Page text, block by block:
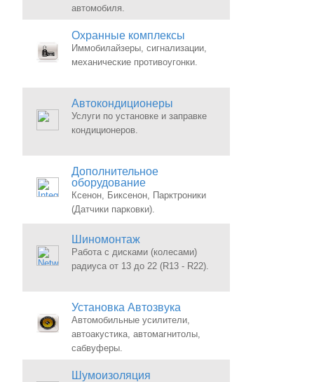
автомобиля.
Охранные комплексы
Иммобилайзеры, сигнализации,
механические противоугонки.
Автокондиционеры
Услуги по установке и заправке
кондиционеров.
Дополнительное
оборудование
Ксенон, Биксенон, Парктроники
(Датчики парковки).
Шиномонтаж
Работа с дисками (колесами)
радиуса от 13 до 22 (R13 - R22).
Установка Автозвука
Автомобильные усилители,
автоакустика, автомагнитолы,
сабвуферы.
Шумоизоляция